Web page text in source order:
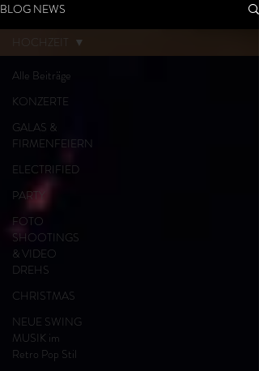
BLOG NEWS
Alle Beiträge
KONZERTE
GALAS &
FIRMENFEIERN
ELECTRIFIED
PARTY
FOTO
SHOOTINGS
& VIDEO
DREHS
CHRISTMAS
NEUE SWING
MUSIK im
Retro Pop Stil
HOCHZEIT